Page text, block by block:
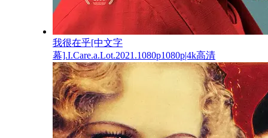
我很在乎[中文字
幕].I.Care.a.Lot.2021.1080p1080p|4k高清